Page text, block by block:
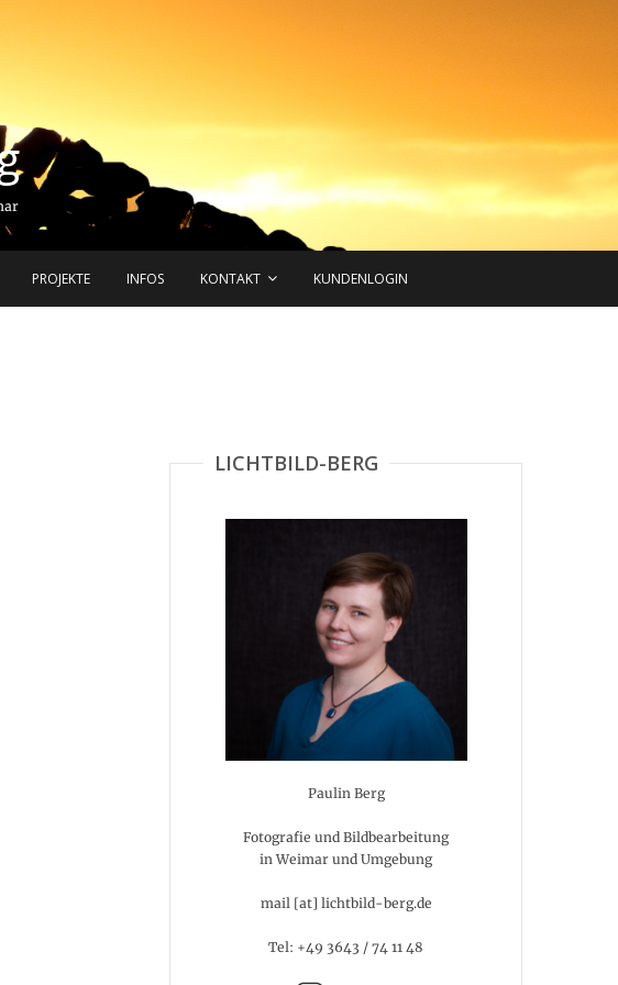
PROJEKTE INFOS KONTAKT KUNDENLOGIN
LICHTBILD-BERG
Paulin Berg
Fotografie und Bildbearbeitung
in Weimar und Umgebung
mail [at] lichtbild-berg.de
Tel: +49 3643 / 74 11 48